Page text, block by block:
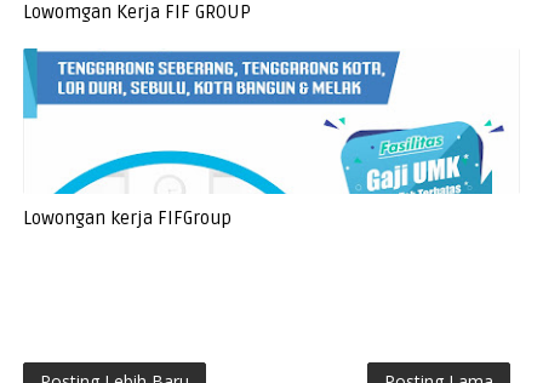
Lowomgan Kerja FIF GROUP
Lowongan kerja FIFGroup